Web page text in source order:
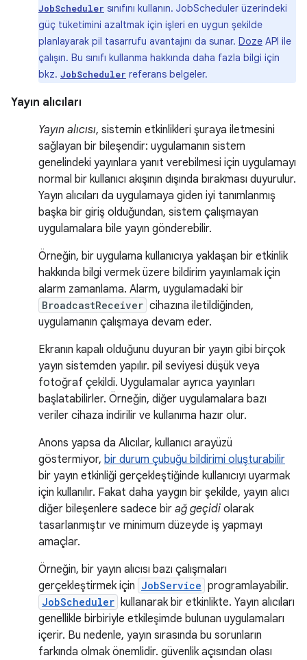
JobScheduler sınıfını kullanın. JobScheduler üzerindeki
güç tüketimini azaltmak için işleri en uygun şekilde
planlayarak pil tasarrufu avantajını da sunar. Doze API ile
çalışın. Bu sınıfı kullanma hakkında daha fazla bilgi için
bkz. JobScheduler referans belgeler.
Yayın alıcıları
Yayın alıcısı, sistemin etkinlikleri şuraya iletmesini
sağlayan bir bileşendir: uygulamanın sistem
genelindeki yayınlara yanıt verebilmesi için uygulamayı
normal bir kullanıcı akışının dışında bırakması duyurulur.
Yayın alıcıları da uygulamaya giden iyi tanımlanmış
başka bir giriş olduğundan, sistem çalışmayan
uygulamalara bile yayın gönderebilir.
Örneğin, bir uygulama kullanıcıya yaklaşan bir etkinlik
hakkında bilgi vermek üzere bildirim yayınlamak için
alarm zamanlama. Alarm, uygulamadaki bir
BroadcastReceiver cihazına iletildiğinden,
uygulamanın çalışmaya devam eder.
Ekranın kapalı olduğunu duyuran bir yayın gibi birçok
yayın sistemden yapılır. pil seviyesi düşük veya
fotoğraf çekildi. Uygulamalar ayrıca yayınları
başlatabilirler. Örneğin, diğer uygulamalara bazı
veriler cihaza indirilir ve kullanıma hazır olur.
Anons yapsa da Alıcılar, kullanıcı arayüzü
göstermiyor, bir durum çubuğu bildirimi oluşturabilir
bir yayın etkinliği gerçekleştiğinde kullanıcıyı uyarmak
için kullanılır. Fakat daha yaygın bir şekilde, yayın alıcı
diğer bileşenlere sadece bir ağ geçidi olarak
tasarlanmıştır ve minimum düzeyde iş yapmayı
amaçlar.
Örneğin, bir yayın alıcısı bazı çalışmaları
gerçekleştirmek için JobService programlayabilir.
JobScheduler kullanarak bir etkinlikte. Yayın alıcıları
genellikle birbiriyle etkileşimde bulunan uygulamaları
içerir. Bu nedenle, yayın sırasında bu sorunların
farkında olmak önemlidir. güvenlik açısından olası